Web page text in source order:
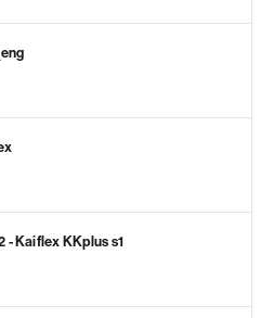
- Kaiflex KKplus s1